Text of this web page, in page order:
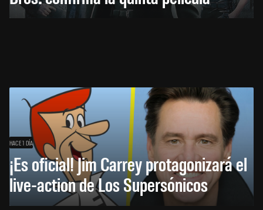
HACE 1 DÍA
¡Es oficial! Jim Carrey protagonizará el
live-action de Los Supersónicos